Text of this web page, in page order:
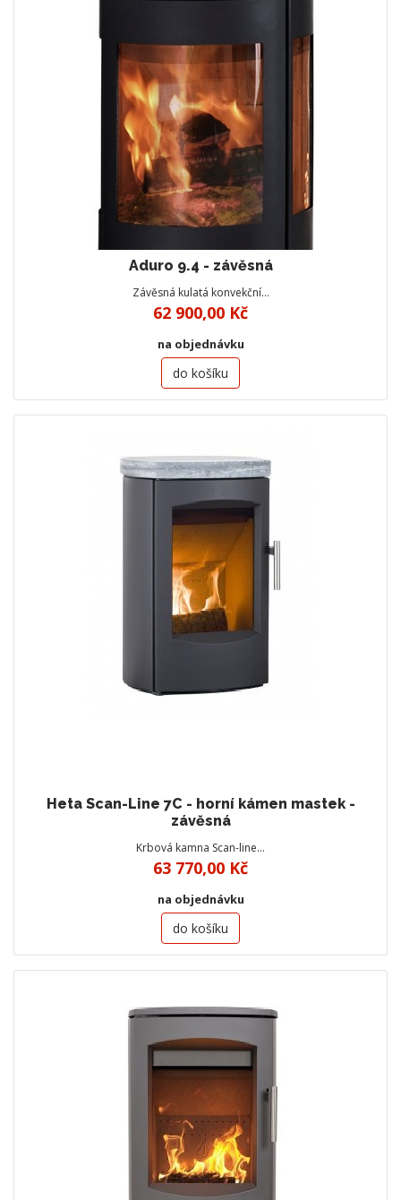
Aduro 9.4 - závěsná
Závěsná kulatá konvekční…
62 900,00 Kč
na objednávku
do košíku
Heta Scan-Line 7C - horní kámen mastek -
závěsná
Krbová kamna Scan-line…
63 770,00 Kč
na objednávku
do košíku